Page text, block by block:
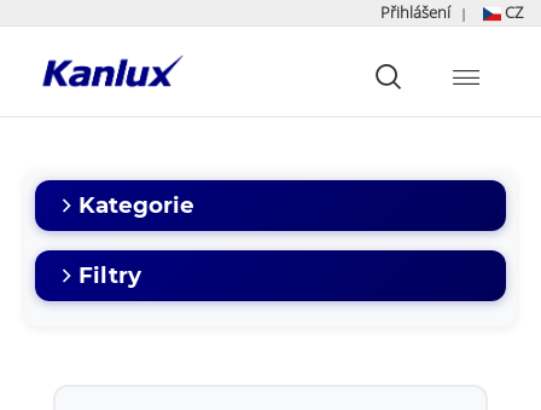
Přihlášení | CZ
główna
Kategorie
Filtry